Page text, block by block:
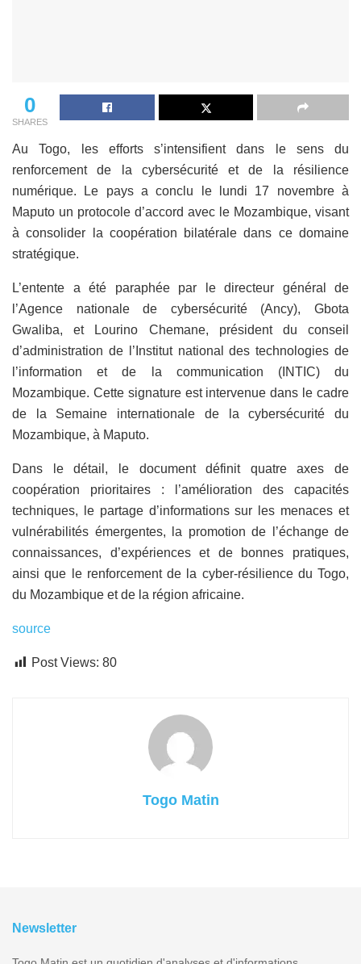
0
SHARES
Au Togo, les efforts s’intensifient dans le sens du
renforcement de la cybersécurité et de la résilience
numérique. Le pays a conclu le lundi 17 novembre à
Maputo un protocole d’accord avec le Mozambique, visant
à consolider la coopération bilatérale dans ce domaine
stratégique.
L’entente a été paraphée par le directeur général de
l’Agence nationale de cybersécurité (Ancy), Gbota
Gwaliba, et Lourino Chemane, président du conseil
d’administration de l’Institut national des technologies de
l’information et de la communication (INTIC) du
Mozambique. Cette signature est intervenue dans le cadre
de la Semaine internationale de la cybersécurité du
Mozambique, à Maputo.
Dans le détail, le document définit quatre axes de
coopération prioritaires : l’amélioration des capacités
techniques, le partage d’informations sur les menaces et
vulnérabilités émergentes, la promotion de l’échange de
connaissances, d’expériences et de bonnes pratiques,
ainsi que le renforcement de la cyber-résilience du Togo,
du Mozambique et de la région africaine.
source
Post Views: 80
Togo Matin
Newsletter